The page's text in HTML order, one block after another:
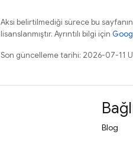
Aksi belirtilmediği sürece bu
lisanslanmıştır. Ayrıntılı bilgi için
Son güncelleme tarihi: 2026-07-11
Blog